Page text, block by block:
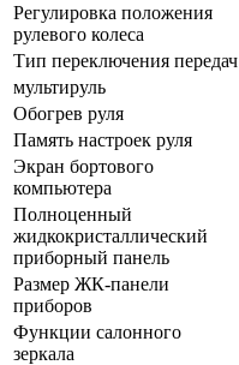
Регулировка положения
рулевого колеса
Тип переключения передач
мультируль
Обогрев руля
Память настроек руля
Экран бортового
компьютера
Полноценный
жидкокристаллический
приборный панель
Размер ЖК-панели
приборов
Функции салонного
зеркала